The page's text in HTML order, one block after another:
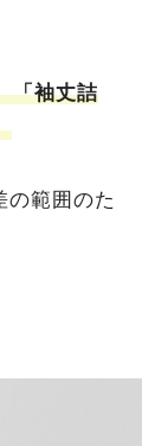
「袖丈詰
範囲のた